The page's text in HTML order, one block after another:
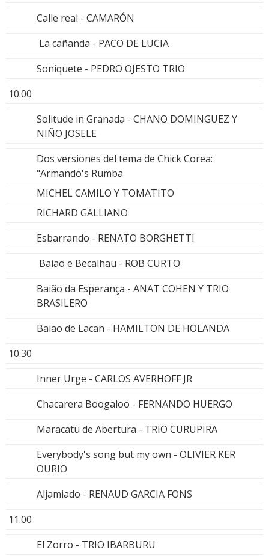
Calle real - CAMARÓN
La cañanda - PACO DE LUCIA
Soniquete - PEDRO OJESTO TRIO
10.00
Solitude in Granada - CHANO DOMINGUEZ Y
NIÑO JOSELE
Dos versiones del tema de Chick Corea:
"Armando's Rumba
MICHEL CAMILO Y TOMATITO
RICHARD GALLIANO
Esbarrando - RENATO BORGHETTI
Baiao e Becalhau - ROB CURTO
Baião da Esperança - ANAT COHEN Y TRIO
BRASILERO
Baiao de Lacan - HAMILTON DE HOLANDA
10.30
Inner Urge - CARLOS AVERHOFF JR
Chacarera Boogaloo - FERNANDO HUERGO
Maracatu de Abertura - TRIO CURUPIRA
Everybody's song but my own - OLIVIER KER
OURIO
Aljamiado - RENAUD GARCIA FONS
11.00
El Zorro - TRIO IBARBURU